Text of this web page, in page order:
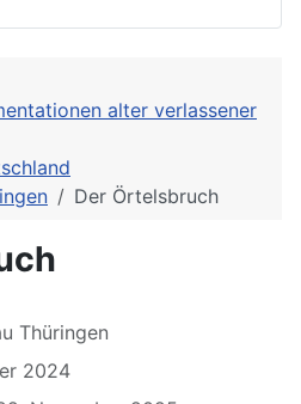
alter verlassener
Der Örtelsbruch
Thüringen
2024